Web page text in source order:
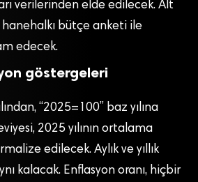
verilerinden elde edilecek. Alt
hanehalkı bütçe anketi ile
edecek.
göstergeleri
“2025=100” baz yılına
2025 yılının ortalama
edilecek. Aylık ve yıllık
kalacak. Enflasyon oranı, hiçbir